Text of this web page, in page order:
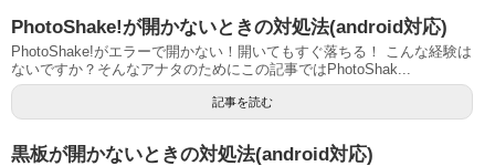
PhotoShake!が開かないときの対処法(android対応)
PhotoShake!がエラーで開かない！開いてもすぐ落ちる！ こんな経験は
ないですか？そんなアナタのためにこの記事ではPhotoShak...
記事を読む
黒板が開かないときの対処法(android対応)